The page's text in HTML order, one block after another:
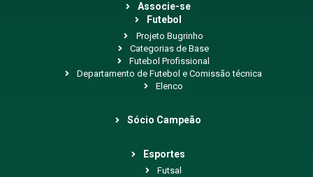
Associe-se
Futebol
Projeto Bugrinho
Categorias de Base
Futebol Profissional
Departamento de Futebol e Comissão técnica
Elenco
Sócio Campeão
Esportes
Futsal